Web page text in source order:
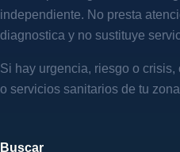
independiente. No presta
diagnostica y no sustituye
Si hay urgencia, riesgo o
o servicios sanitarios de tu
Buscar